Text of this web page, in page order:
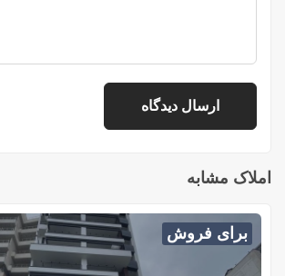
املاک مشابه
برای فروش